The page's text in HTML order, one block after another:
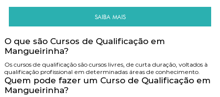
SAIBA MAIS
O que são Cursos de Qualificação em
Mangueirinha?
Os cursos de qualificação são cursos livres, de curta duração, voltados à
qualificação profissional em determinadas áreas de conhecimento.
Quem pode fazer um Curso de Qualificação em
Mangueirinha?